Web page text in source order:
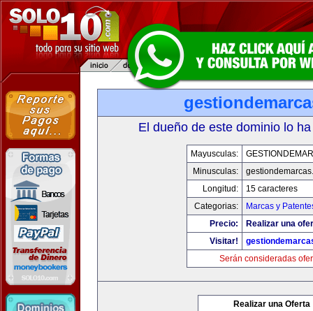
El dueño de este dominio lo
Mayusculas:
Minusculas:
Longitud:
15 caracteres
Categorias:
Marcas y
Precio:
Realizar una
Visitar!
Serán consideradas
Realizar una Oferta